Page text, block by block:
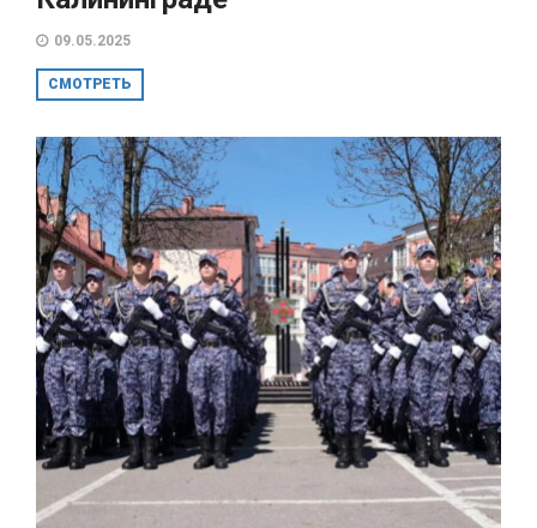
09.05.2025
СМОТРЕТЬ